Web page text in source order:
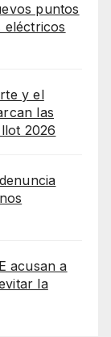
puntos
eléctricos
y el
las
2026
acusan a
la